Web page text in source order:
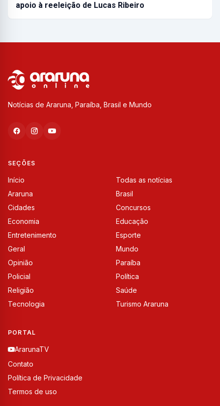
apoio à reeleição de Lucas Ribeiro
Notícias de Araruna, Paraíba, Brasil e Mundo
SEÇÕES
Início
Todas as notícias
Araruna
Brasil
Cidades
Concursos
Economia
Educação
Entretenimento
Esporte
Geral
Mundo
Opinião
Paraíba
Policial
Política
Religião
Saúde
Tecnologia
Turismo Araruna
PORTAL
ArarunaTV
Contato
Política de Privacidade
Termos de uso